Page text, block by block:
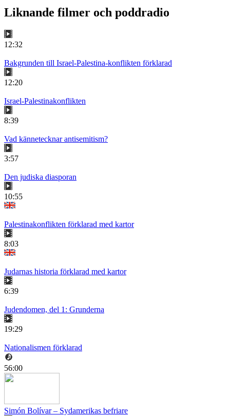
Liknande filmer och poddradio
12:32
Bakgrunden till Israel-Palestina-konflikten förklarad
12:20
Israel-Palestinakonflikten
8:39
Vad kännetecknar antisemitism?
3:57
Den judiska diasporan
10:55
Palestinakonflikten förklarad med kartor
8:03
Judarnas historia förklarad med kartor
6:39
Judendomen, del 1: Grunderna
19:29
Nationalismen förklarad
56:00
Simón Bolívar – Sydamerikas befriare